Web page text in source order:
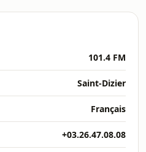
101.4 FM
Saint-Dizier
Français
+03.26.47.08.08